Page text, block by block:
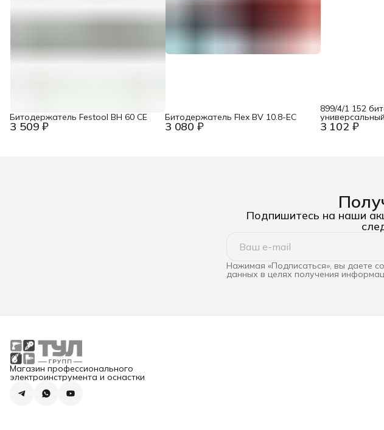
3 509 ₽
Битодержатель Festool BH 60 CE
3 080 ₽
Битодержатель Flex BV 10.8-EC
3 102 ₽
899/4/1 152
стопорным
1/4&quot; E6.3,
Подпишитесь на наши
Нажимая «Подписаться», вы даете
данных в целях получения
Магазин профессионального
электроинструмента и оснастки